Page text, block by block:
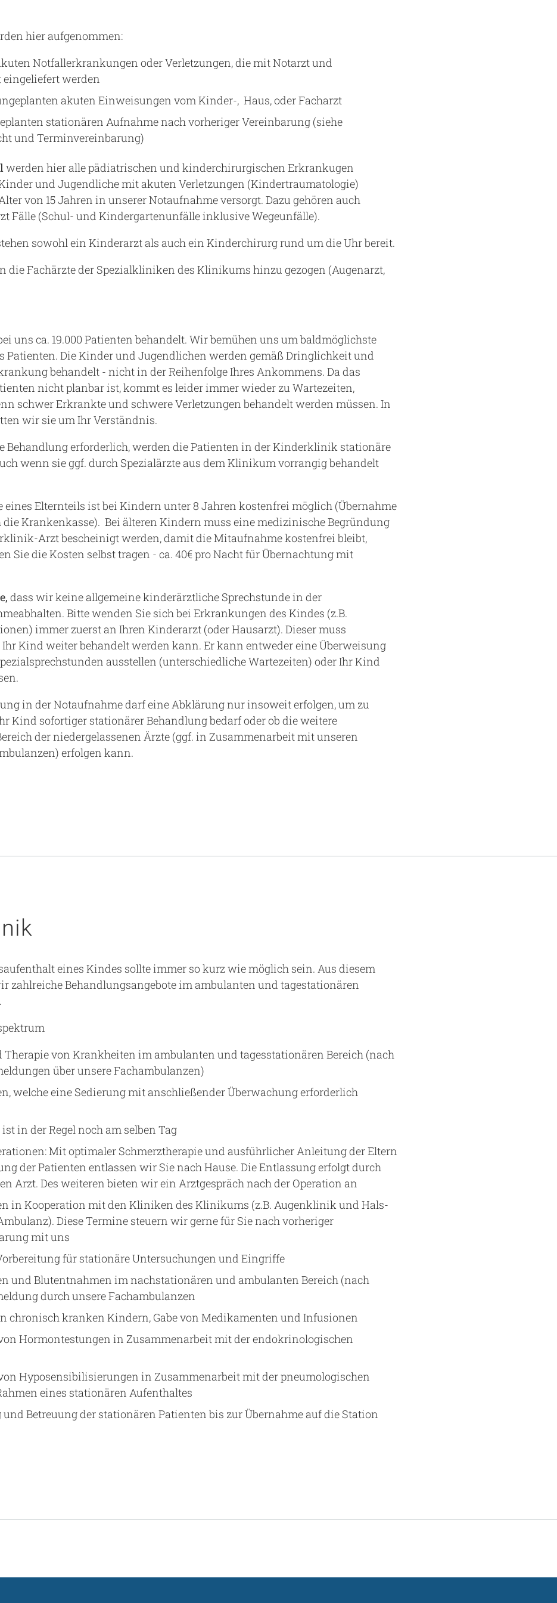
hier aufgenommen:
Notfallerkrankungen oder Verletzungen, die mit Notarzt und
werden
akuten Einweisungen vom Kinder-, Haus, oder Facharzt
stationären Aufnahme nach vorheriger Vereinbarung (siehe
und Terminvereinbarung)
werden hier alle pädiatrischen und kinderchirurgischen Erkrankugen
und Jugendliche mit akuten Verletzungen (Kindertraumatologie)
von 15 Jahren in unserer Notaufnahme versorgt. Dazu gehören auch
Fälle (Schul- und Kindergartenunfälle inklusive Wegeunfälle).
sowohl ein Kinderarzt als auch ein Kinderchirurg rund um die Uhr bereit.
die Fachärzte der Spezialkliniken des Klinikums hinzu gezogen (Augenarzt,
uns ca. 19.000 Patienten behandelt. Wir bemühen uns um baldmöglichste
Patienten. Die Kinder und Jugendlichen werden gemäß Dringlichkeit und
behandelt - nicht in der Reihenfolge Ihres Ankommens. Da das
nicht planbar ist, kommt es leider immer wieder zu Wartezeiten,
schwer Erkrankte und schwere Verletzungen behandelt werden müssen. In
wir sie um Ihr Verständnis.
Behandlung erforderlich, werden die Patienten in der Kinderklinik stationäre
wenn sie ggf. durch Spezialärzte aus dem Klinikum vorrangig behandelt
eines Elternteils ist bei Kindern unter 8 Jahren kostenfrei möglich (Übernahme
die Krankenkasse). Bei älteren Kindern muss eine medizinische Begründung
Arzt bescheinigt werden, damit die Mitaufnahme kostenfrei bleibt,
Sie die Kosten selbst tragen - ca. 40€ pro Nacht für Übernachtung mit
dass wir keine allgemeine kinderärztliche Sprechstunde in der
Bitte wenden Sie sich bei Erkrankungen des Kindes (z.B.
immer zuerst an Ihren Kinderarzt (oder Hausarzt). Dieser muss
Kind weiter behandelt werden kann. Er kann entweder eine Überweisung
ausstellen (unterschiedliche Wartezeiten) oder Ihr Kind
in der Notaufnahme darf eine Abklärung nur insoweit erfolgen, um zu
Kind sofortiger stationärer Behandlung bedarf oder ob die weitere
der niedergelassenen Ärzte (ggf. in Zusammenarbeit mit unseren
erfolgen kann.
eines Kindes sollte immer so kurz wie möglich sein. Aus diesem
zahlreiche Behandlungsangebote im ambulanten und tagestationären
von Krankheiten im ambulanten und tagesstationären Bereich (nach
über unsere Fachambulanzen)
welche eine Sedierung mit anschließender Überwachung erforderlich
in der Regel noch am selben Tag
Mit optimaler Schmerztherapie und ausführlicher Anleitung der Eltern
der Patienten entlassen wir Sie nach Hause. Die Entlassung erfolgt durch
Arzt. Des weiteren bieten wir ein Arztgespräch nach der Operation an
in Kooperation mit den Kliniken des Klinikums (z.B. Augenklinik und Hals-
Diese Termine steuern wir gerne für Sie nach vorheriger
mit uns
für stationäre Untersuchungen und Eingriffe
und Blutentnahmen im nachstationären und ambulanten Bereich (nach
durch unsere Fachambulanzen
chronisch kranken Kindern, Gabe von Medikamenten und Infusionen
Hormontestungen in Zusammenarbeit mit der endokrinologischen
Hyposensibilisierungen in Zusammenarbeit mit der pneumologischen
eines stationären Aufenthaltes
Betreuung der stationären Patienten bis zur Übernahme auf die Station